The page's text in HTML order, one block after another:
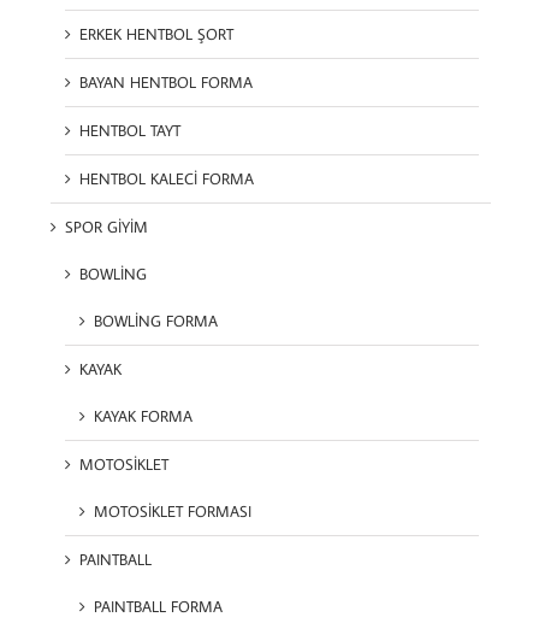
ERKEK HENTBOL ŞORT
BAYAN HENTBOL FORMA
HENTBOL TAYT
HENTBOL KALECİ FORMA
SPOR GİYİM
BOWLİNG
BOWLİNG FORMA
KAYAK
KAYAK FORMA
MOTOSİKLET
MOTOSİKLET FORMASI
PAINTBALL
PAINTBALL FORMA